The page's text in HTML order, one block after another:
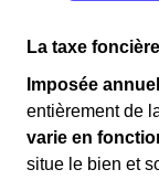
La taxe
Imposée
entièrement de
varie en
situe le bien et